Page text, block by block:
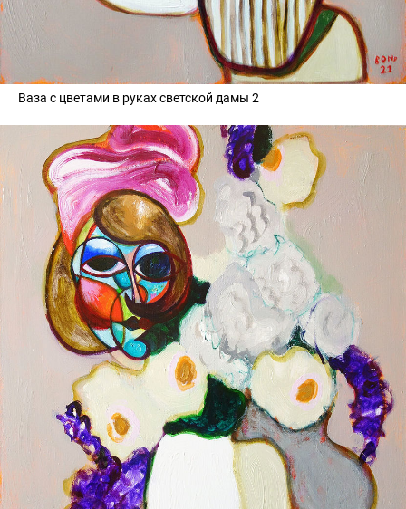
Ваза с цветами в руках светской дамы 2